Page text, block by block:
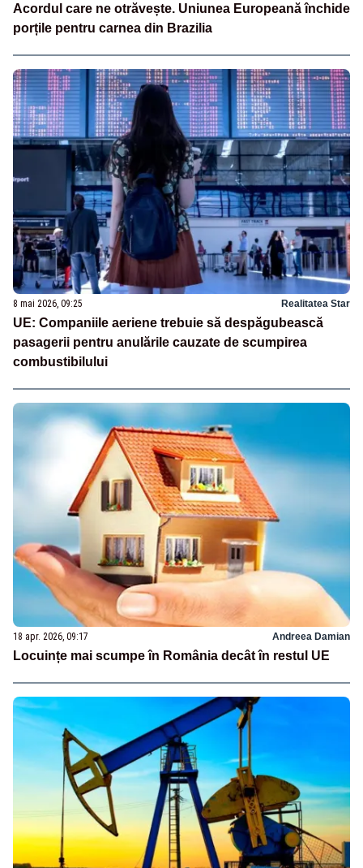
Acordul care ne otrăvește. Uniunea Europeană închide
porțile pentru carnea din Brazilia
8 mai 2026, 09:25 Realitatea Star
UE: Companiile aeriene trebuie să despăgubească
pasagerii pentru anulările cauzate de scumpirea
combustibilului
18 apr. 2026, 09:17 Andreea Damian
Locuințe mai scumpe în România decât în restul UE